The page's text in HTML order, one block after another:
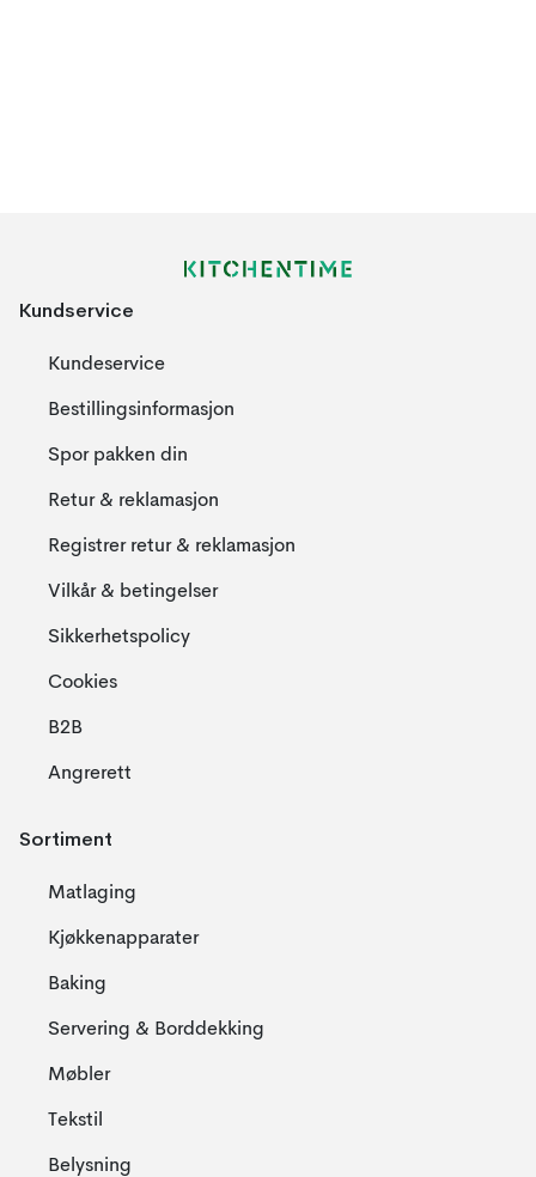
Kundservice
Kundeservice
Bestillingsinformasjon
Spor pakken din
Retur & reklamasjon
Registrer retur & reklamasjon
Vilkår & betingelser
Sikkerhetspolicy
Cookies
B2B
Angrerett
Sortiment
Matlaging
Kjøkkenapparater
Baking
Servering & Borddekking
Møbler
Tekstil
Belysning